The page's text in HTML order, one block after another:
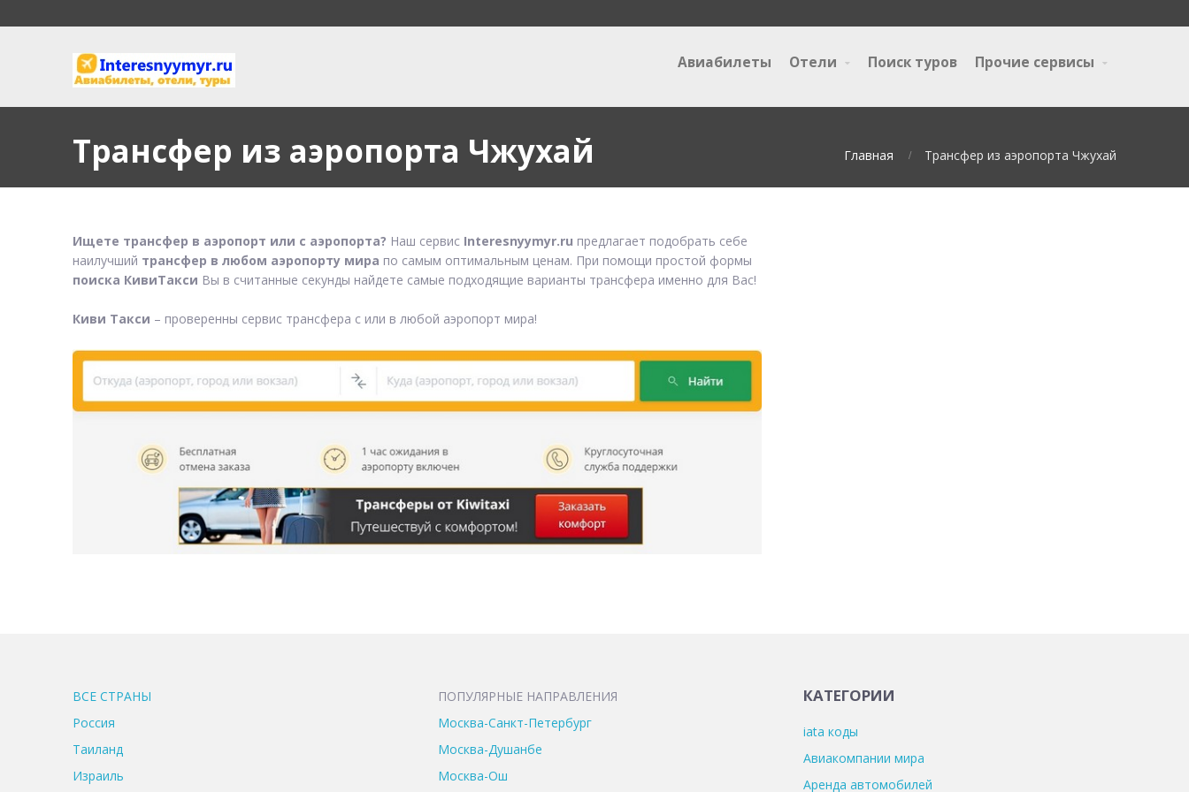
Авиабилеты Отели Поиск туров Прочие сервисы
Трансфер из аэропорта Чжухай Главная Трансфер из аэропорта Чжухай
Ищете трансфер в аэропорт или с аэропорта? Наш сервис Interesnyymyr.ru предлагает подобрать себе
наилучший трансфер в любом аэропорту мира по самым оптимальным ценам. При помощи простой формы
поиска КивиТакси Вы в считанные секунды найдете самые подходящие варианты трансфера именно для Вас!
Киви Такси – проверенны сервис трансфера с или в любой аэропорт мира!
ВСЕ CТРАНЫ
Россия
Таиланд
Израиль
ПОПУЛЯРНЫЕ НАПРАВЛЕНИЯ
Москва-Санкт-Петербург
Москва-Душанбе
Москва-Ош
КАТЕГОРИИ
iata коды
Авиакомпании мира
Аренда автомобилей